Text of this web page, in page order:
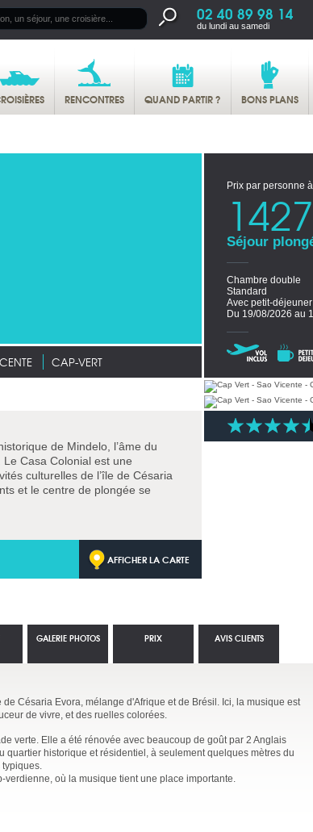
02 40 89 98 14
du lundi au samedi
RENCONTRES QUAND PARTIR ? BONS PLANS
CAP-VERT
Prix par personne
Séjour
Chambre double
Standard
Avec petit-déjeuner
Du 19/08/2026 au
de Mindelo, l’âme du
Le Casa Colonial est une
culturelles de l’île de Césaria
et le centre de plongée se
AFFICHER LA CARTE
Césaria Evora, mélange d'Afrique et de Brésil. Ici, la musique est
de vivre, et des ruelles colorées.
verte. Elle a été rénovée avec beaucoup de goût par 2 Anglais
historique et résidentiel, à seulement quelques mètres du
typiques.
où la musique tient une place importante.
GALERIE PHOTOS PRIX AVIS CLIENTS